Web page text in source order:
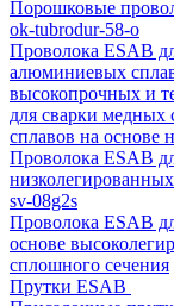
Порошковые
ok-tubrodur-58-o
Проволока ESAB
алюминиевых
высокопрочных и
для сварки медных
сплавов на основе
Проволока ESAB
sv-08g2s
Проволока ESAB
основе
сплошного сечения
Прутки ESAB